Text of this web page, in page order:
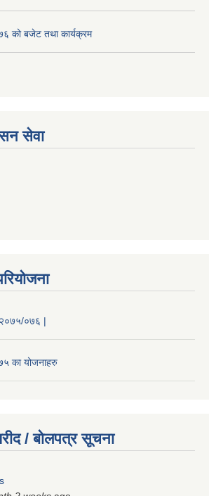
को बजेट तथा कार्यक्रम
सेवा
२०७५/०७६ |
का योजनाहरु
/ बोलपत्र सूचना